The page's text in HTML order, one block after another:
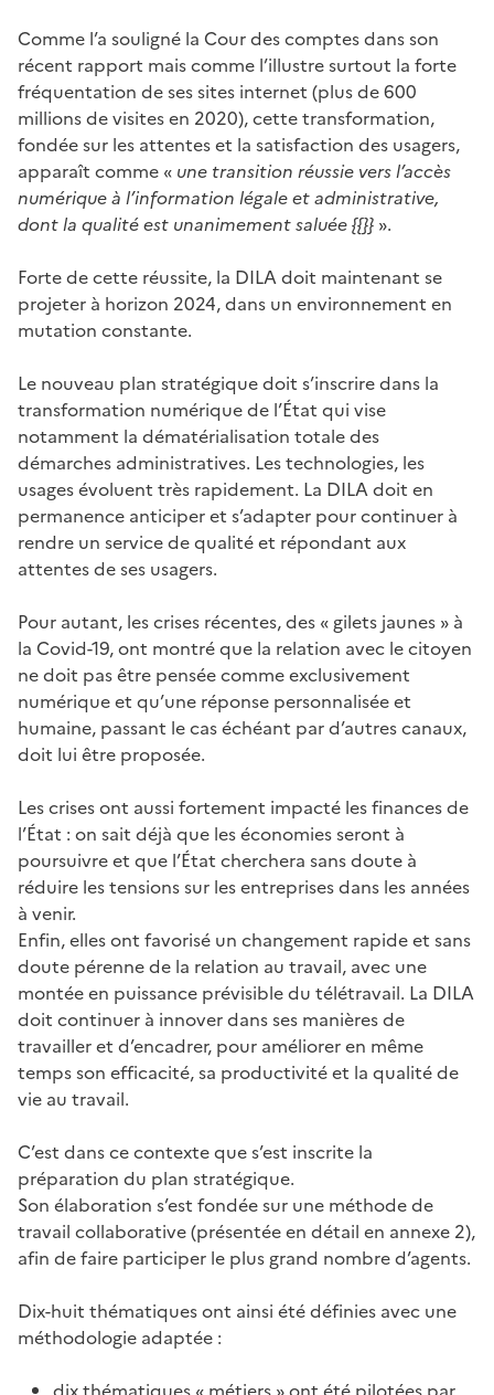
Comme l’a souligné la Cour des comptes dans son
récent rapport mais comme l’illustre surtout la forte
fréquentation de ses sites internet (plus de 600
millions de visites en 2020), cette transformation,
fondée sur les attentes et la satisfaction des usagers,
apparaît comme « une transition réussie vers l’accès
numérique à l’information légale et administrative,
dont la qualité est unanimement saluée {{}} ».
Forte de cette réussite, la DILA doit maintenant se
projeter à horizon 2024, dans un environnement en
mutation constante.
Le nouveau plan stratégique doit s’inscrire dans la
transformation numérique de l’État qui vise
notamment la dématérialisation totale des
démarches administratives. Les technologies, les
usages évoluent très rapidement. La DILA doit en
permanence anticiper et s’adapter pour continuer à
rendre un service de qualité et répondant aux
attentes de ses usagers.
Pour autant, les crises récentes, des « gilets jaunes » à
la Covid-19, ont montré que la relation avec le citoyen
ne doit pas être pensée comme exclusivement
numérique et qu’une réponse personnalisée et
humaine, passant le cas échéant par d’autres canaux,
doit lui être proposée.
Les crises ont aussi fortement impacté les finances de
l’État : on sait déjà que les économies seront à
poursuivre et que l’État cherchera sans doute à
réduire les tensions sur les entreprises dans les années
à venir.
Enfin, elles ont favorisé un changement rapide et sans
doute pérenne de la relation au travail, avec une
montée en puissance prévisible du télétravail. La DILA
doit continuer à innover dans ses manières de
travailler et d’encadrer, pour améliorer en même
temps son efficacité, sa productivité et la qualité de
vie au travail.
C’est dans ce contexte que s’est inscrite la
préparation du plan stratégique.
Son élaboration s’est fondée sur une méthode de
travail collaborative (présentée en détail en annexe 2),
afin de faire participer le plus grand nombre d’agents.
Dix-huit thématiques ont ainsi été définies avec une
méthodologie adaptée :